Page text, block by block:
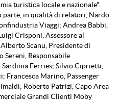
turistica locale e nazionale".
in qualità di relatori, Nardo
Viaggi; Andrea Babbi,
Crisponi, Assessore al
Scanu, Presidente di
Sereni, Responsabile
Ferries; Silvio Ciprietti,
Francesca Marino, Passenger
Roberto Patrizi, Capo Area
Grandi Clienti Moby